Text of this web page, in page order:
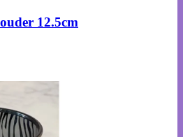
12.5cm